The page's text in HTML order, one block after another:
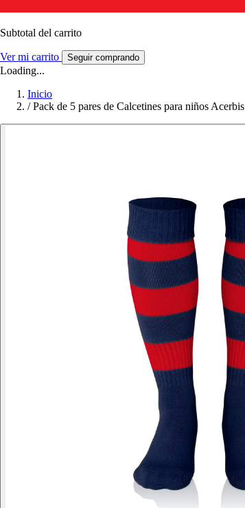
Subtotal del carrito
Ver mi carrito Seguir comprando
Loading...
Inicio
/ Pack de 5 pares de Calcetines para niños Acerbis